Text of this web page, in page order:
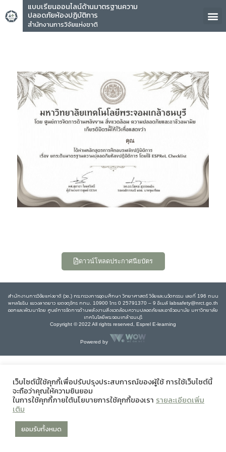
แบบเรียนออนไลน์ด้านมาตรฐานความ
ปลอดภัยห้องปฏิบัติการ
สำนักงานการวิจัยแห่งชาติ
คุณ
ดาวน์โหลดประกาศนียบัตร
สำนักงานการวิจัยแห่งชาติ (วช.) กระทรวงการอุดมศึกษา วิทยาศาสตร์ วิจัยและนวัตกรรม เลขที่ 196 ถนน
พหลโยธิน แขวงลาดยาว เขตจตุจักร กทม. 10900 โทร 0 25791370 – 9 อีเมล์ labsafety@nrct.go.th
ออกและพัฒนาโดย ศูนย์การจัดการด้านพลังงานสิ่งแวดล้อมความปลอดภัยและอาชีวอนามัย มหาวิทยาลัย
เทคโนโลยีพระจอมเกล้าธนบุรี
Copyright © 2022 All rights reserved, Esprel E-learning
Powered by
เว็บไซต์นี้ใช้คุกกี้เพื่อปรับปรุงประสบการณ์ของผู้ใช้ การใช้เว็บไซต์นี้
จะถือว่าคุณให้ความยินยอม
ในการใช้คุกกี้ภายใต้นโยบายการใช้คุกกี้ของเรา รายละเอียดเพิ่ม
เติม
ยอมรับทั้งหมด